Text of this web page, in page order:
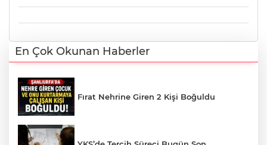
En Çok Okunan Haberler
Fırat Nehrine Giren 2 Kişi Boğuldu